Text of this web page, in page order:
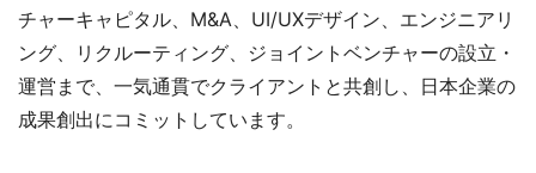
チャーキャピタル、M&A、UI/UXデザイン、エンジニアリ
ング、リクルーティング、ジョイントベンチャーの設立・
運営まで、一気通貫でクライアントと共創し、日本企業の
成果創出にコミットしています。